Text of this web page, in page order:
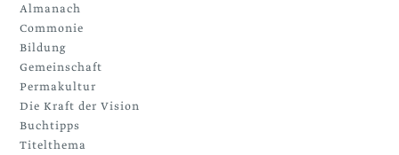
Almanach
Commonie
Bildung
Gemeinschaft
Permakultur
Die Kraft der Vision
Buchtipps
Titelthema